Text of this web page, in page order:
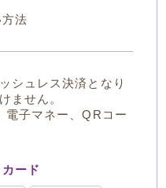
法
シュレス決済となり
ません。
電子マネー、QRコー
ード